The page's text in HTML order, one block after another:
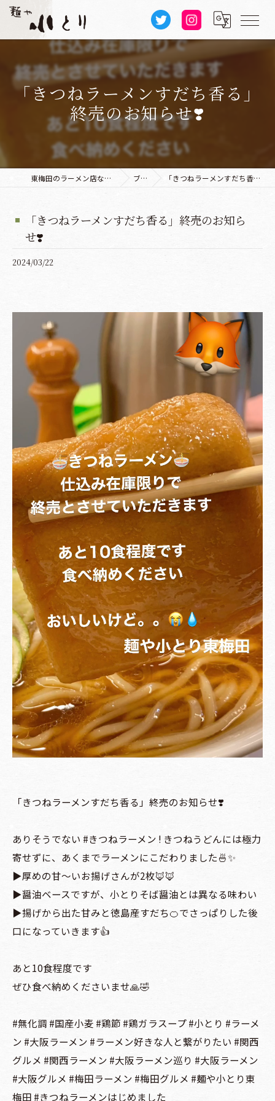
「きつねラーメンすだち香る」
終売のお知らせ❣️
東梅田のラーメン店なら麺や 小とり 本店 ブログ 「きつねラーメンすだち香る」終売のお知らせ❣️
「きつねラーメンすだち香る」終売のお知ら
せ❣️
2024/03/22
「きつねラーメンすだち香る」終売のお知らせ❣️
ありそうでない #きつねラーメン ! きつねうどんには極力
寄せずに、あくまでラーメンにこだわりました🍜✨
▶️厚めの甘〜いお揚げさんが2枚🦊🦊
▶️醤油ベースですが、小とりそば醤油とは異なる味わい
▶️揚げから出た甘みと徳島産すだち🍊でさっぱりした後
口になっていきます👍
あと10食程度です
ぜひ食べ納めくださいませ🙏🤣
#無化調 #国産小麦 #鶏節 #鶏ガラスープ #小とり #ラーメ
ン #大阪ラーメン #ラーメン好きな人と繋がりたい #関西
グルメ #関西ラーメン #大阪ラーメン巡り #大阪ラーメン
#大阪グルメ #梅田ラーメン #梅田グルメ #麺や小とり東
梅田 #きつねラーメンはじめました